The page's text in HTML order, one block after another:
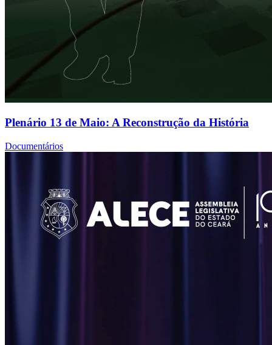
Plenário 13 de Maio: A Reconstrução da História
Documentários